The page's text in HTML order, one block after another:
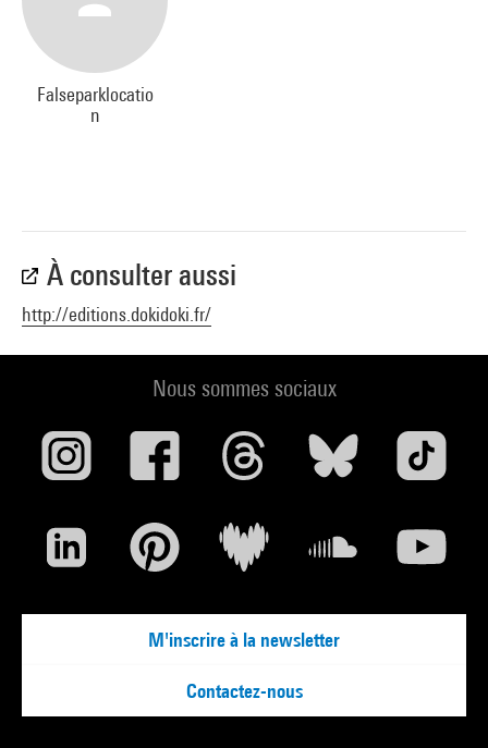
Falseparklocatio
n
À consulter aussi
http://editions.dokidoki.fr/
Nous sommes sociaux
M'inscrire à la newsletter
Contactez-nous